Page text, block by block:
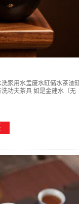
家用水盂废水缸储水茶渣
功夫茶具 如是金建水（无